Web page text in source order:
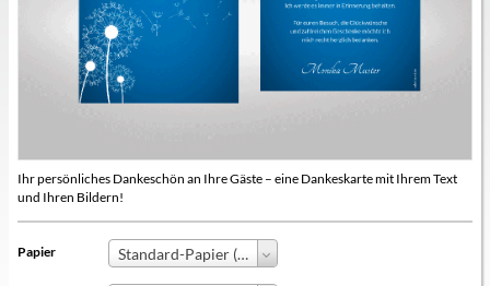
Ihr persönliches Dankeschön an Ihre Gäste – eine Dankeskarte mit Ihrem Text
und Ihren Bildern!
Papier Standard-Papier (+0,00 €)